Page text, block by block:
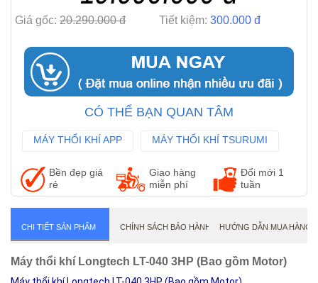
Giá gốc: 20.290.000 đ Tiết kiệm: 300.000 đ
CÓ THỂ BẠN QUAN TÂM
MÁY THỔI KHÍ APP
MÁY THỔI KHÍ TSURUMI
Bền đẹp giá
rẻ
Giao hàng
miễn phí
Đổi mới 1
tuần
CHI TIẾT SẢN PHẨM CHÍNH SÁCH BẢO HÀNH HƯỚNG DẪN MUA HÀNG
Máy thổi khí Longtech LT-040 3HP (Bao gồm Motor)